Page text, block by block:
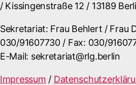
/ Kissingenstraße 12 / 13189
Sekretariat: Frau Behlert / Frau
030/91607730 / Fax: 030/
E-Mail: sekretariat@rlg.berlin
Impressum /